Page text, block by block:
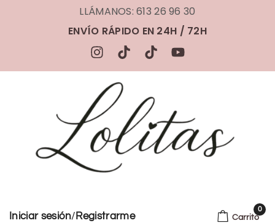
LLÁMANOS: 613 26 96 30
ENVÍO RÁPIDO EN 24H / 72H
Iniciar sesión/ Registrarme Carrito
0